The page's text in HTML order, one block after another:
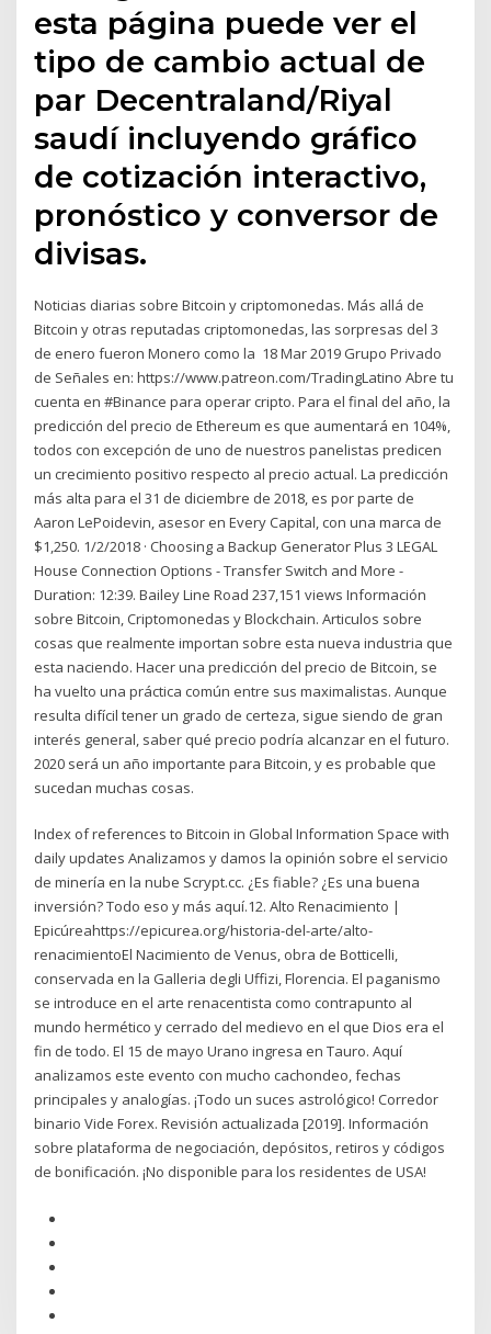
esta página puede ver el
tipo de cambio actual de
par Decentraland/Riyal
saudí incluyendo gráfico
de cotización interactivo,
pronóstico y conversor de
divisas.
Noticias diarias sobre Bitcoin y criptomonedas. Más allá de
Bitcoin y otras reputadas criptomonedas, las sorpresas del 3
de enero fueron Monero como la 18 Mar 2019 Grupo Privado
de Señales en: https://www.patreon.com/TradingLatino Abre tu
cuenta en #Binance para operar cripto. Para el final del año, la
predicción del precio de Ethereum es que aumentará en 104%,
todos con excepción de uno de nuestros panelistas predicen
un crecimiento positivo respecto al precio actual. La predicción
más alta para el 31 de diciembre de 2018, es por parte de
Aaron LePoidevin, asesor en Every Capital, con una marca de
$1,250. 1/2/2018 · Choosing a Backup Generator Plus 3 LEGAL
House Connection Options - Transfer Switch and More -
Duration: 12:39. Bailey Line Road 237,151 views Información
sobre Bitcoin, Criptomonedas y Blockchain. Articulos sobre
cosas que realmente importan sobre esta nueva industria que
esta naciendo. Hacer una predicción del precio de Bitcoin, se
ha vuelto una práctica común entre sus maximalistas. Aunque
resulta difícil tener un grado de certeza, sigue siendo de gran
interés general, saber qué precio podría alcanzar en el futuro.
2020 será un año importante para Bitcoin, y es probable que
sucedan muchas cosas.
Index of references to Bitcoin in Global Information Space with
daily updates Analizamos y damos la opinión sobre el servicio
de minería en la nube Scrypt.cc. ¿Es fiable? ¿Es una buena
inversión? Todo eso y más aquí.12. Alto Renacimiento |
Epicúreahttps://epicurea.org/historia-del-arte/alto-
renacimientoEl Nacimiento de Venus, obra de Botticelli,
conservada en la Galleria degli Uffizi, Florencia. El paganismo
se introduce en el arte renacentista como contrapunto al
mundo hermético y cerrado del medievo en el que Dios era el
fin de todo. El 15 de mayo Urano ingresa en Tauro. Aquí
analizamos este evento con mucho cachondeo, fechas
principales y analogías. ¡Todo un suces astrológico! Corredor
binario Vide Forex. Revisión actualizada [2019]. Información
sobre plataforma de negociación, depósitos, retiros y códigos
de bonificación. ¡No disponible para los residentes de USA!